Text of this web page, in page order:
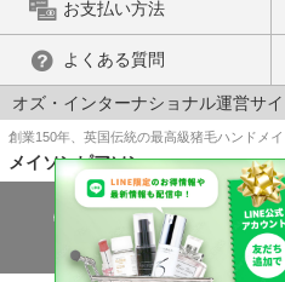
お支払い方法
よくある質問
オズ・インターナショナル運営サイ
創業150年、英国伝統の最高級猪毛ハンドメ
メイソンピアソン
特商法に基づく表示 プライバシー
ご利用規約